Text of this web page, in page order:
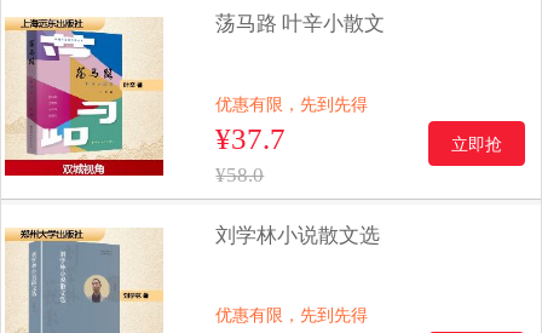
荡马路 叶辛小散文
优惠有限，先到先得
¥37.7
¥58.0
立即抢
刘学林小说散文选
优惠有限，先到先得